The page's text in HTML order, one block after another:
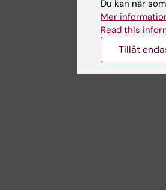
Du kan när
Mer
Read this
Tillåt